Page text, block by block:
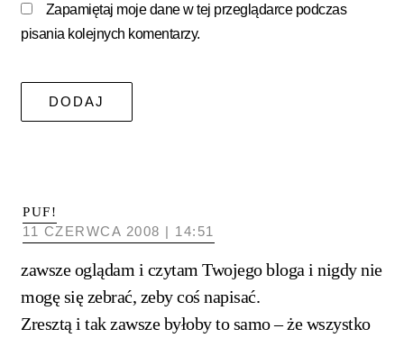
PUF!
11 CZERWCA 2008 | 14:51
zawsze oglądam i czytam Twojego bloga i nigdy nie
mogę się zebrać, zeby coś napisać.
Zresztą i tak zawsze byłoby to samo – że wszystko
Zapamiętaj moje dane w tej przeglądarce podczas
pisania kolejnych komentarzy.